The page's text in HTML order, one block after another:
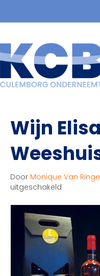
Wijn
Door Monique Van
uitgeschakeld
Elisabeth
Weeshuis